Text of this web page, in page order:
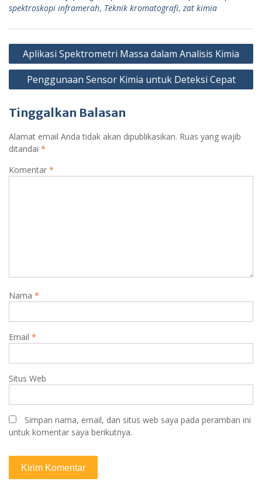
spektroskopi inframerah, Teknik kromatografi, zat kimia
Navigasi
pos
Aplikasi Spektrometri Massa dalam Analisis Kimia
Penggunaan Sensor Kimia untuk Deteksi Cepat
Tinggalkan Balasan
Alamat email Anda tidak akan dipublikasikan. Ruas yang wajib
ditandai *
Komentar *
Nama *
Email *
Situs Web
Simpan nama, email, dan situs web saya pada peramban ini
untuk komentar saya berikutnya.